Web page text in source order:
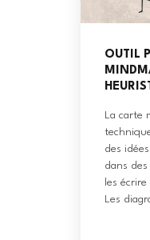
OUTIL
La carte
des
dans
les
Les